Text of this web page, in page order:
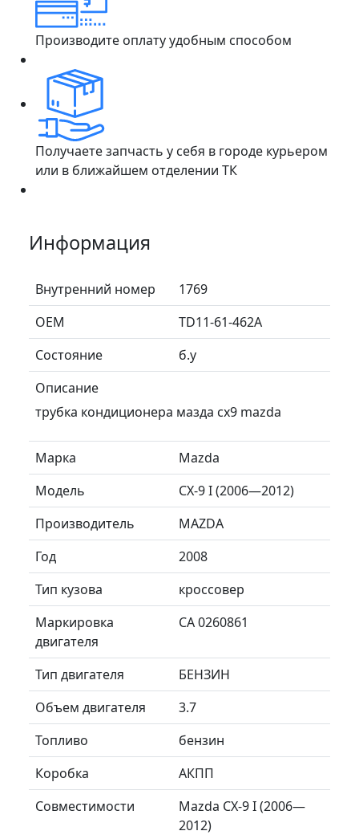
Производите оплату удобным способом
Получаете запчасть у себя в городе курьером
или в ближайшем отделении ТК
Информация
Внутренний номер
1769
ОЕМ
TD11-61-462A
Состояние
б.у
Описание
трубка кондиционера мазда сх9 mazda
Марка
Mazda
Модель
CX-9 I (2006—2012)
Производитель
MAZDA
Год
2008
Тип кузова
кроссовер
Маркировка
двигателя
CA 0260861
Тип двигателя
БЕНЗИН
Объем двигателя
3.7
Топливо
бензин
Коробка
АКПП
Совместимости
Mazda CX-9 I (2006—
2012)